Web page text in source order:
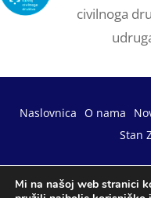
civilnoga
Naslovnica O nama
Stan
Mi na našoj web stranici